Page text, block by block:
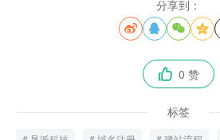
分享到：
   
 0 赞
标签